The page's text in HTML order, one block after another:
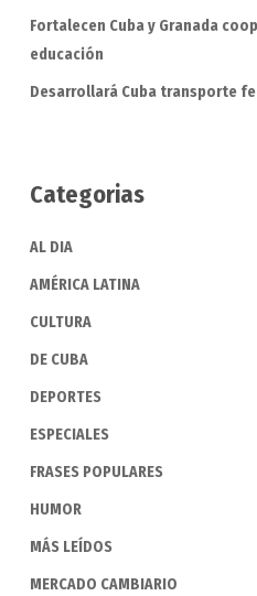
Fortalecen Cuba y Granada
educación
Desarrollará Cuba transporte
Categorias
AL DIA
AMÉRICA LATINA
CULTURA
DE CUBA
DEPORTES
ESPECIALES
FRASES POPULARES
HUMOR
MÁS LEÍDOS
MERCADO CAMBIARIO